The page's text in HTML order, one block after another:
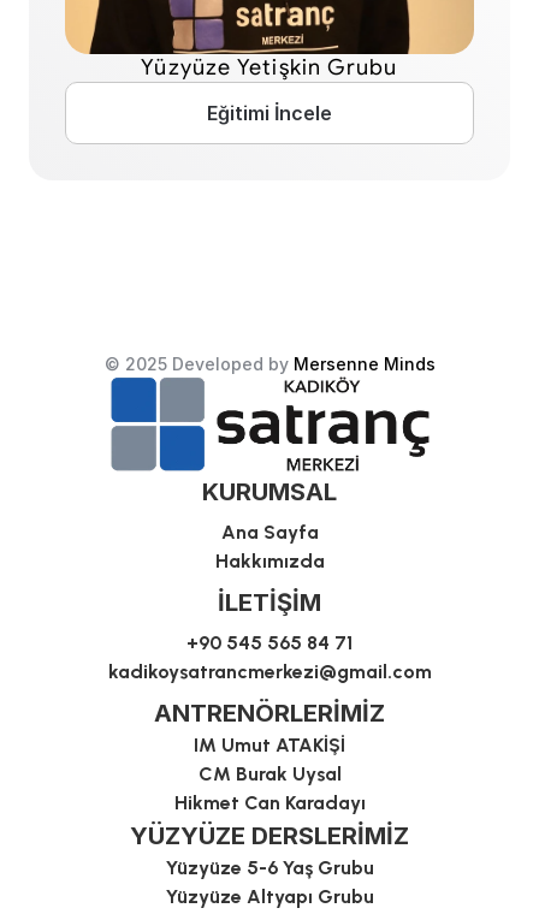
Yüzyüze Yetişkin Grubu
Eğitimi İncele
© 2025 Developed by Mersenne Minds
KURUMSAL
Ana Sayfa
Hakkımızda
İLETİŞİM
+90 545 565 84 71
kadikoysatrancmerkezi@gmail.com
ANTRENÖRLERİMİZ
IM Umut ATAKİŞİ
CM Burak Uysal
Hikmet Can Karadayı
YÜZYÜZE DERSLERİMİZ
Yüzyüze 5-6 Yaş Grubu
Yüzyüze Altyapı Grubu